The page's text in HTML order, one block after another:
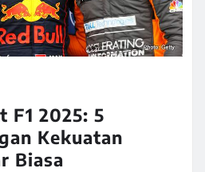
F1 2025: 5
Kekuatan
Biasa